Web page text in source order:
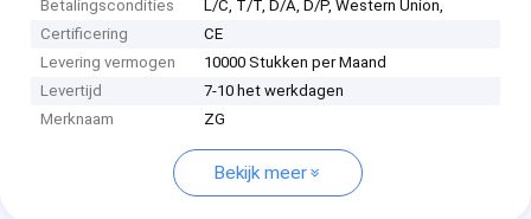
Betalingscondities
L/C, T/T, D/A, D/P, Western Union,
Certificering
CE
Levering vermogen
10000 Stukken per Maand
Levertijd
7-10 het werkdagen
Merknaam
ZG
Bekijk meer